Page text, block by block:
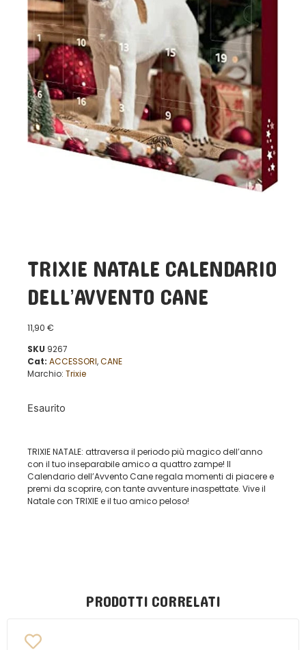
TRIXIE NATALE CALENDARIO
DELL’AVVENTO CANE
11,90 €
SKU 9267
Cat: ACCESSORI,CANE
Marchio: Trixie
Esaurito
TRIXIE NATALE: attraversa il periodo più magico dell’anno
con il tuo inseparabile amico a quattro zampe! Il
Calendario dell’Avvento Cane regala momenti di piacere e
premi da scoprire, con tante avventure inaspettate. Vive il
Natale con TRIXIE e il tuo amico peloso!
PRODOTTI CORRELATI